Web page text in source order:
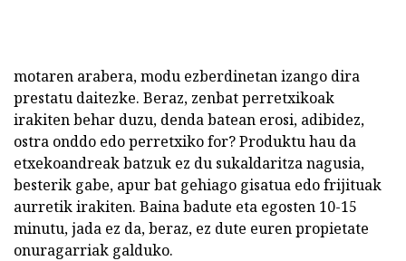
motaren arabera, modu ezberdinetan izango dira
prestatu daitezke. Beraz, zenbat perretxikoak
irakiten behar duzu, denda batean erosi, adibidez,
ostra onddo edo perretxiko for? Produktu hau da
etxekoandreak batzuk ez du sukaldaritza nagusia,
besterik gabe, apur bat gehiago gisatua edo frijituak
aurretik irakiten. Baina badute eta egosten 10-15
minutu, jada ez da, beraz, ez dute euren propietate
onuragarriak galduko.